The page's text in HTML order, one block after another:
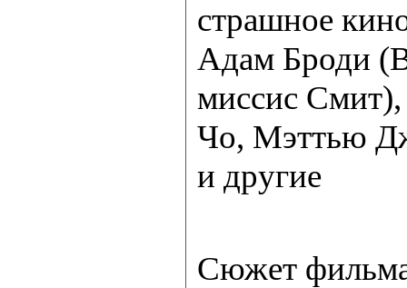
страшное
Адам Броди
миссис
Чо, Мэттью
и другие
Сюжет